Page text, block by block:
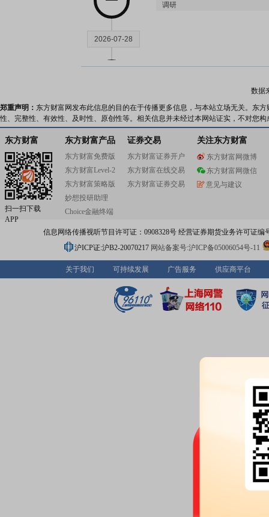
调研
2026-07-28
2026-07-24
股权质押：截止2026年07月24
118.67万股，质押总笔数3笔
2026-07-23
决议公告》等2条公告
股东户数：2026年07月23日公
167800户，比上期减少1000户
2026-07-22
《
等4条
118.67万股，质押总笔数3笔
数据
郑重声明： 东方财富网发布此信息的目的在于传播更多信息，与本站立场无关。东
性、完整性、有效性、及时性、原创性等。相关信息并未经过本网站证实，不对您
东方财富
扫一扫下载
APP
东方财富产品
东方财富免费版
东方财富Level-2
东方财富策略版
妙想投研助理
Choice金融终端
证券交易
东方财富证券开户
东方财富在线交易
东方财富证券交易
关注东方财富
东方财富网微博
东方财富网微信
意见与建议
信息网络传播视听节目许可证：0908328号 经营证券期货业务许可证编
沪ICP证:沪B2-20070217 网站备案号:沪ICP备05006054号-11
关于我们 可持续发展 广告服务 供应商平台